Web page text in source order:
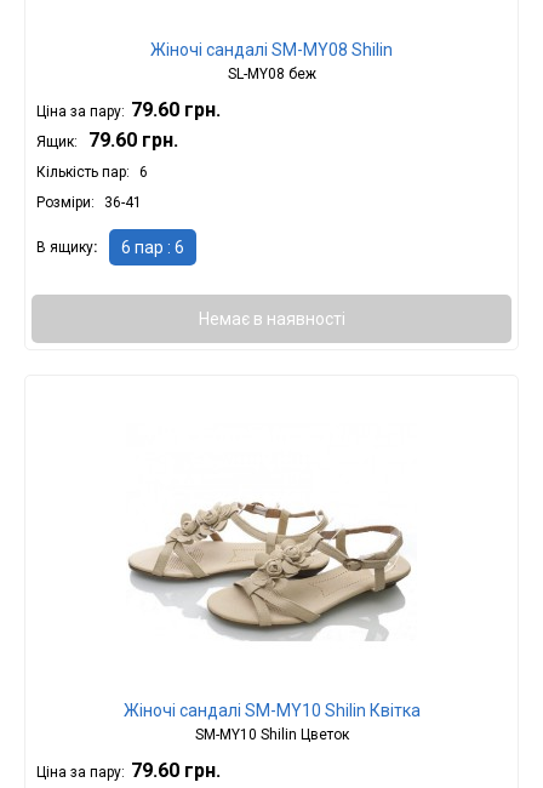
Жіночі сандалі SМ-МY08 Shilin
SL-МY08 беж
Ціна за пару: 79.60 грн.
Ящик: 79.60 грн.
Кількість пар
6
Розміри
36-41
В ящику 6 пар : 6
Немає в наявності
Жіночі сандалі SМ-МY10 Shilin Квітка
SМ-МY10 Shilin Цветок
Ціна за пару: 79.60 грн.